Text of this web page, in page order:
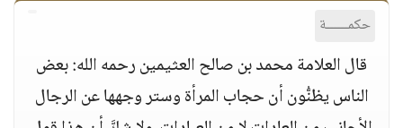
حكمــــــة
قال العلامة محمد بن صالح العثيمين رحمه الله: بعض
الناس يظنُّون أن حجاب المرأة وستر وجهها عن الرجال